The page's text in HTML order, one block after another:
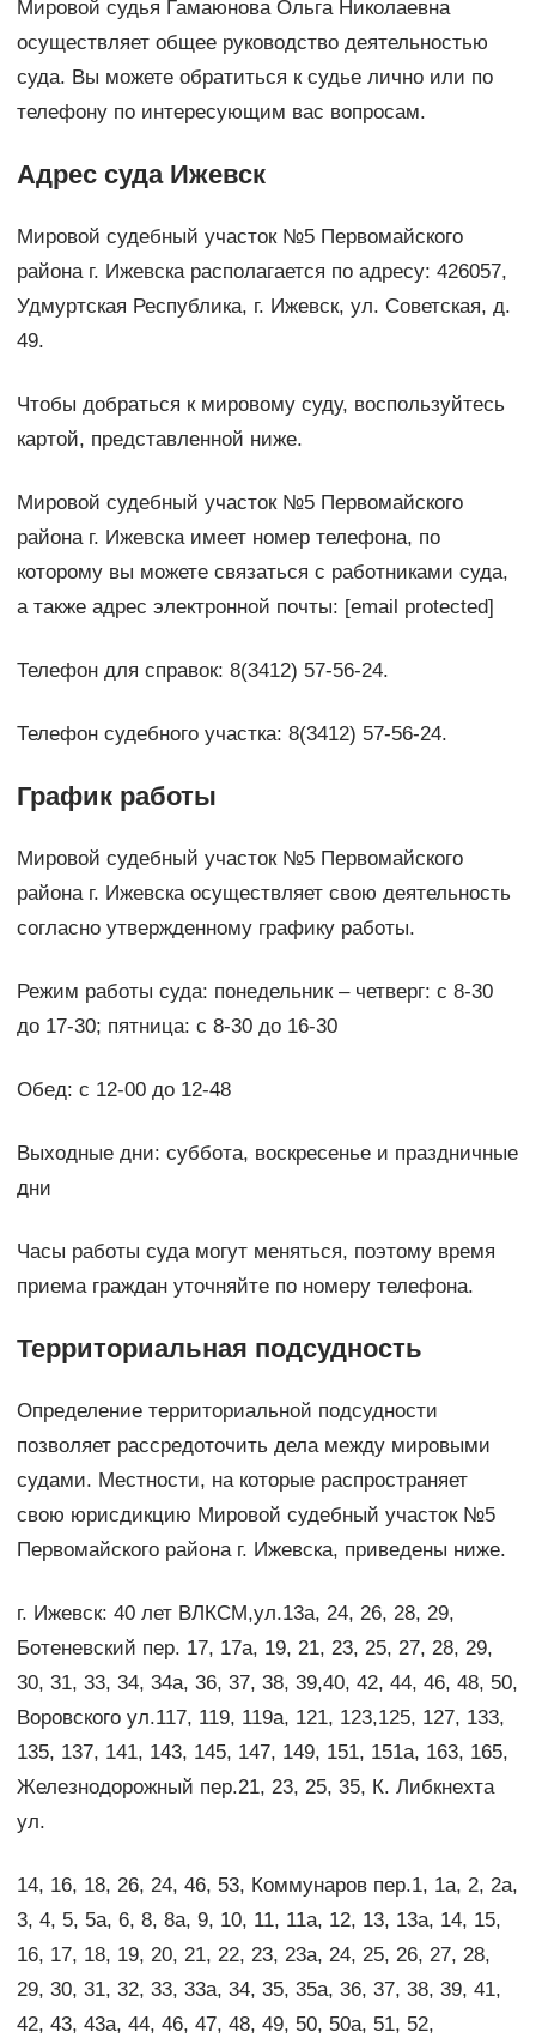
Мировой судья Гамаюнова Ольга Николаевна
осуществляет общее руководство деятельностью
суда. Вы можете обратиться к судье лично или по
телефону по интересующим вас вопросам.
Адрес суда Ижевск
Мировой судебный участок №5 Первомайского
района г. Ижевска располагается по адресу: 426057,
Удмуртская Республика, г. Ижевск, ул. Советская, д.
49.
Чтобы добраться к мировому суду, воспользуйтесь
картой, представленной ниже.
Мировой судебный участок №5 Первомайского
района г. Ижевска имеет номер телефона, по
которому вы можете связаться с работниками суда,
а также адрес электронной почты: [email protected]
Телефон для справок: 8(3412) 57-56-24.
Телефон судебного участка: 8(3412) 57-56-24.
График работы
Мировой судебный участок №5 Первомайского
района г. Ижевска осуществляет свою деятельность
согласно утвержденному графику работы.
Режим работы суда: понедельник – четверг: с 8-30
до 17-30; пятница: с 8-30 до 16-30
Обед: с 12-00 до 12-48
Выходные дни: суббота, воскресенье и праздничные
дни
Часы работы суда могут меняться, поэтому время
приема граждан уточняйте по номеру телефона.
Территориальная подсудность
Определение территориальной подсудности
позволяет рассредоточить дела между мировыми
судами. Местности, на которые распространяет
свою юрисдикцию Мировой судебный участок №5
Первомайского района г. Ижевска, приведены ниже.
г. Ижевск: 40 лет ВЛКСМ,ул.13а, 24, 26, 28, 29,
Ботеневский пер. 17, 17а, 19, 21, 23, 25, 27, 28, 29,
30, 31, 33, 34, 34а, 36, 37, 38, 39,40, 42, 44, 46, 48, 50,
Воровского ул.117, 119, 119а, 121, 123,125, 127, 133,
135, 137, 141, 143, 145, 147, 149, 151, 151а, 163, 165,
Железнодорожный пер.21, 23, 25, 35, К. Либкнехта
ул.
14, 16, 18, 26, 24, 46, 53, Коммунаров пер.1, 1а, 2, 2а,
3, 4, 5, 5а, 6, 8, 8а, 9, 10, 11, 11а, 12, 13, 13а, 14, 15,
16, 17, 18, 19, 20, 21, 22, 23, 23а, 24, 25, 26, 27, 28,
29, 30, 31, 32, 33, 33а, 34, 35, 35а, 36, 37, 38, 39, 41,
42, 43, 43а, 44, 46, 47, 48, 49, 50, 50а, 51, 52,